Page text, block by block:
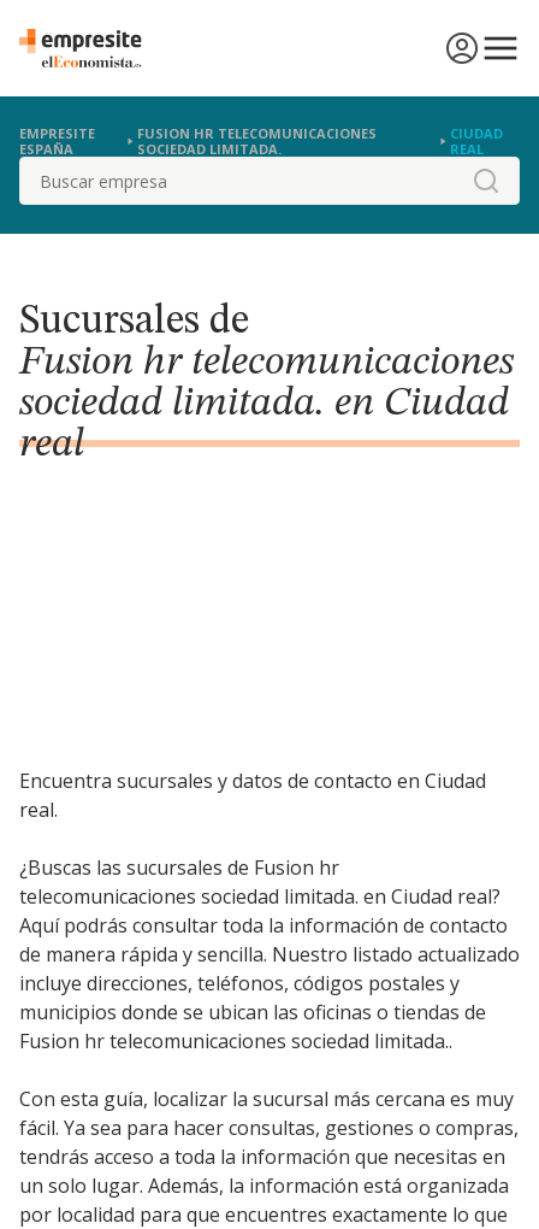
EMPRESITE
ESPAÑA
FUSION HR TELECOMUNICACIONES
SOCIEDAD LIMITADA.
CIUDAD
REAL
Buscar
Sucursales de
Fusion hr telecomunicaciones
sociedad limitada. en Ciudad
real
Encuentra sucursales y datos de contacto en Ciudad
real.
¿Buscas las sucursales de Fusion hr
telecomunicaciones sociedad limitada. en Ciudad real?
Aquí podrás consultar toda la información de contacto
de manera rápida y sencilla. Nuestro listado actualizado
incluye direcciones, teléfonos, códigos postales y
municipios donde se ubican las oficinas o tiendas de
Fusion hr telecomunicaciones sociedad limitada..
Con esta guía, localizar la sucursal más cercana es muy
fácil. Ya sea para hacer consultas, gestiones o compras,
tendrás acceso a toda la información que necesitas en
un solo lugar. Además, la información está organizada
por localidad para que encuentres exactamente lo que